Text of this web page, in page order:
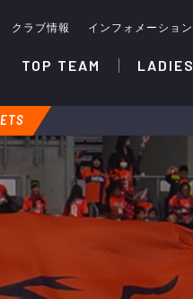
クラブ情報 インフォメーション
TOP TEAM LADIES